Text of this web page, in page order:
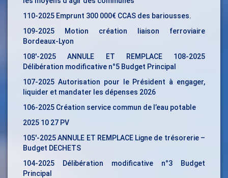
110-2025 Emprunt 300 000€ CCAS des bariousses.
109-2025 Motion création liaison ferroviaire
Bordeaux-Lyon
108′-2025 ANNULE ET REMPLACE 108-2025
Délibération modificative n°5 Budget Principal
107-2025 Autorisation pour le Président à engager,
liquider et mandater les dépenses 2026
106-2025 Création service commun de l’eau potable
2025 10 27 PV
105′-2025 ANNULE ET REMPLACE Ligne de trésorerie –
Budget DECHETS
104-2025 Délibération modificative n°3 Budget
Principal